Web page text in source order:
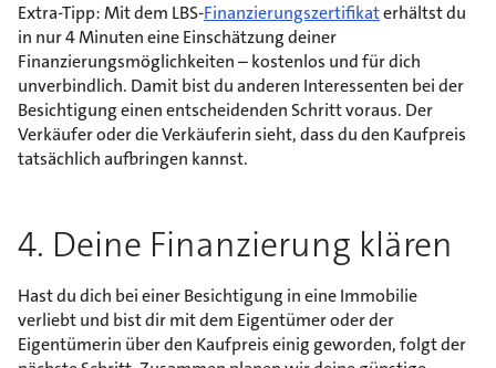
Extra-Tipp: Mit dem LBS-Finanzierungszertifikaterhältst du
in nur 4 Minuten eine Einschätzung deiner
Finanzierungsmöglichkeiten – kostenlos und für dich
unverbindlich. Damit bist du anderen Interessenten bei der
Besichtigung einen entscheidenden Schritt voraus. Der
Verkäufer oder die Verkäuferin sieht, dass du den Kaufpreis
tatsächlich aufbringen kannst.
4. Deine Finanzierung klären
Hast du dich bei einer Besichtigung in eine Immobilie
verliebt und bist dir mit dem Eigentümer oder der
Eigentümerin über den Kaufpreis einig geworden, folgt der